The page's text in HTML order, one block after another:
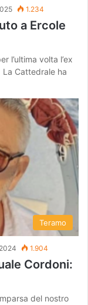
1.234
a Ercole
l’ultima volta l’ex
Cattedrale ha
Teramo
1.904
Cordoni:
del nostro